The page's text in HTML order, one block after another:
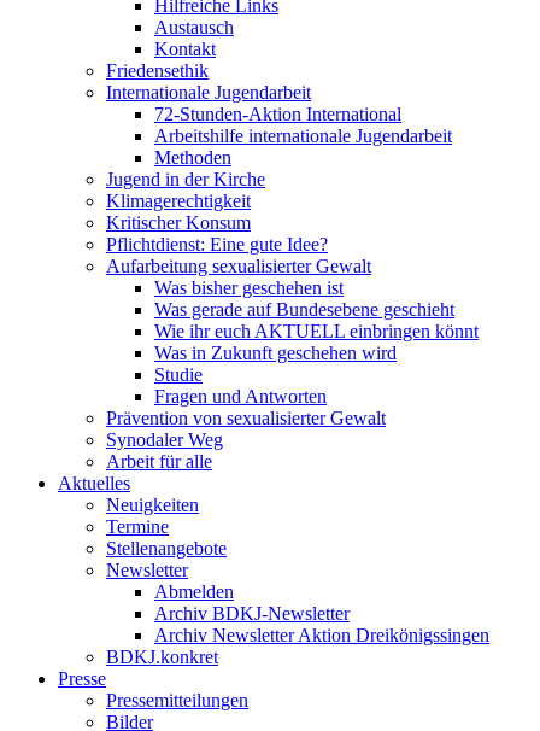
Hilfreiche Links
Austausch
Kontakt
Friedensethik
Internationale Jugendarbeit
72-Stunden-Aktion International
Arbeitshilfe internationale Jugendarbeit
Methoden
Jugend in der Kirche
Klimagerechtigkeit
Kritischer Konsum
Pflichtdienst: Eine gute Idee?
Aufarbeitung sexualisierter Gewalt
Was bisher geschehen ist
Was gerade auf Bundesebene geschieht
Wie ihr euch AKTUELL einbringen könnt
Was in Zukunft geschehen wird
Studie
Fragen und Antworten
Prävention von sexualisierter Gewalt
Synodaler Weg
Arbeit für alle
Aktuelles
Neuigkeiten
Termine
Stellenangebote
Newsletter
Abmelden
Archiv BDKJ-Newsletter
Archiv Newsletter Aktion Dreikönigssingen
BDKJ.konkret
Presse
Pressemitteilungen
Bilder